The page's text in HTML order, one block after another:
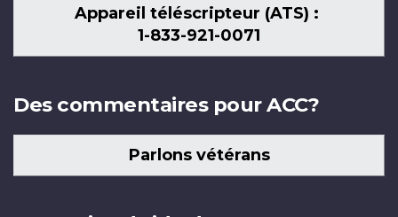
Appareil téléscripteur (ATS) :
1-833-921-0071
Des commentaires pour ACC?
Parlons vétérans